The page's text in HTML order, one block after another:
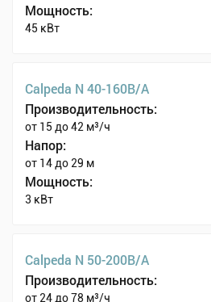
Мощность:
45 кВт
Calpeda N 40-160B/A
Производительность:
от 15 до 42 м³/ч
Напор:
от 14 до 29 м
Мощность:
3 кВт
Calpeda N 50-200B/A
Производительность:
от 24 до 78 м³/ч